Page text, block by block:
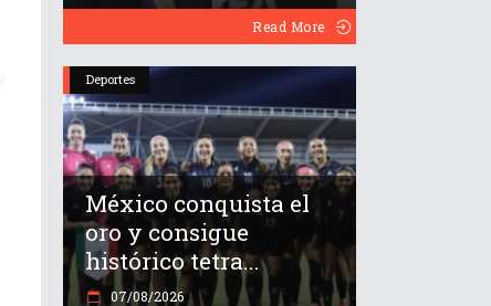
Read More
Deportes
México conquista el
oro y consigue
histórico tetra...
07/08/2026